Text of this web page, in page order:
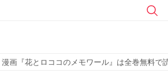
漫画『花とロココのメモワール』は全巻無料で